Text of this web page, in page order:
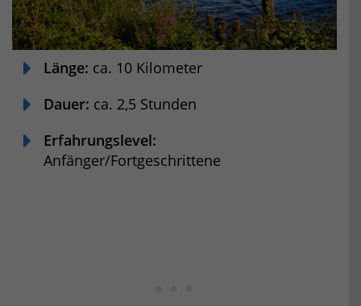
Länge: ca. 10 Kilometer
Dauer: ca. 2,5 Stunden
Erfahrungslevel:
Anfänger/Fortgeschrittene